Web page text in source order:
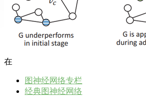
在
图神经网络专栏
经典图神经网络